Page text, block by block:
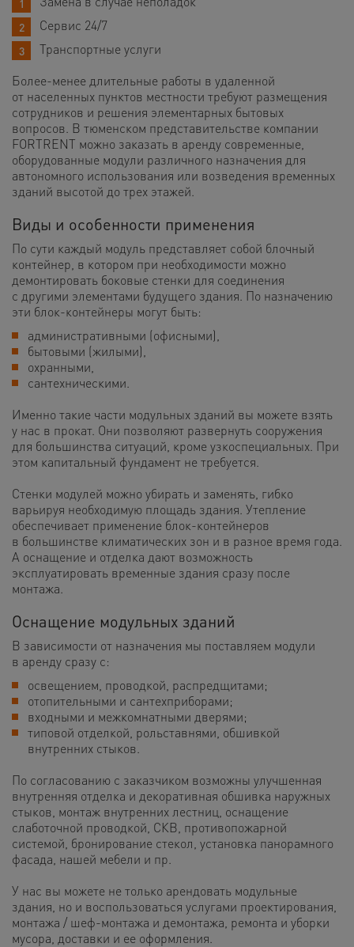
Сервис 24/7
Транспортные услуги
Более-менее длительные работы в удаленной
от населенных пунктов местности требуют размещения
сотрудников и решения элементарных бытовых
вопросов. В тюменском представительстве компании
FORTRENT можно заказать в аренду современные,
оборудованные модули различного назначения для
автономного использования или возведения временных
зданий высотой до трех этажей.
Виды и особенности применения
По сути каждый модуль представляет собой блочный
контейнер, в котором при необходимости можно
демонтировать боковые стенки для соединения
с другими элементами будущего здания. По назначению
эти блок-контейнеры могут быть:
административными (офисными),
бытовыми (жилыми),
охранными,
сантехническими.
Именно такие части модульных зданий вы можете взять
у нас в прокат. Они позволяют развернуть сооружения
для большинства ситуаций, кроме узкоспециальных. При
этом капитальный фундамент не требуется.
Стенки модулей можно убирать и заменять, гибко
варьируя необходимую площадь здания. Утепление
обеспечивает применение блок-контейнеров
в большинстве климатических зон и в разное время года.
А оснащение и отделка дают возможность
эксплуатировать временные здания сразу после
монтажа.
Оснащение модульных зданий
В зависимости от назначения мы поставляем модули
в аренду сразу с:
освещением, проводкой, распредщитами;
отопительными и сантехприборами;
входными и межкомнатными дверями;
типовой отделкой, рольставнями, обшивкой
внутренних стыков.
По согласованию с заказчиком возможны улучшенная
внутренняя отделка и декоративная обшивка наружных
стыков, монтаж внутренних лестниц, оснащение
слаботочной проводкой, СКВ, противопожарной
системой, бронирование стекол, установка панорамного
фасада, нашей мебели и пр.
У нас вы можете не только арендовать модульные
здания, но и воспользоваться услугами проектирования,
монтажа / шеф-монтажа и демонтажа, ремонта и уборки
мусора, доставки и ее оформления.